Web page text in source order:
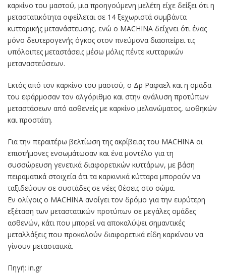
καρκίνο του μαστού, μια προηγούμενη μελέτη είχε δείξει ότι η
μεταστατικότητα οφείλεται σε 14 ξεχωριστά συμβάντα
κυτταρικής μετανάστευσης, ενώ ο MACHINA δείχνει ότι ένας
μόνο δευτερογενής όγκος στον πνεύμονα διασπείρει τις
υπόλοιπες μεταστάσεις μέσω μόλις πέντε κυτταρικών
μεταναστεύσεων.
Εκτός από τον καρκίνο του μαστού, ο Δρ Ραφαελ και η ομάδα
του εφάρμοσαν τον αλγόριθμο και στην ανάλυση προτύπων
μεταστάσεων από ασθενείς με καρκίνο μελανώματος, ωοθηκών
και προστάτη.
Για την περαιτέρω βελτίωση της ακρίβειας του MACHINA οι
επιστήμονες ενσωμάτωσαν και ένα μοντέλο για τη
συσσώρευση γενετικά διαφορετικών κυττάρων, με βάση
πειραματικά στοιχεία ότι τα καρκινικά κύτταρα μπορούν να
ταξιδεύουν σε συστάδες σε νέες θέσεις στο σώμα.
Εν ολίγοις ο MACHINA ανοίγει τον δρόμο για την ευρύτερη
εξέταση των μεταστατικών προτύπων σε μεγάλες ομάδες
ασθενών, κάτι που μπορεί να αποκαλύψει σημαντικές
μεταλλάξεις που προκαλούν διαφορετικά είδη καρκίνου να
γίνουν μεταστατικά.
Πηγή: in.gr